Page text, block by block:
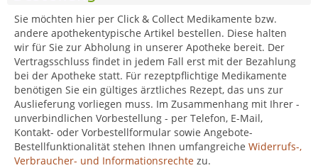
Sie möchten hier per Click & Collect Medikamente bzw.
andere apothekentypische Artikel bestellen. Diese halten
wir für Sie zur Abholung in unserer Apotheke bereit. Der
Vertragsschluss findet in jedem Fall erst mit der Bezahlung
bei der Apotheke statt. Für rezeptpflichtige Medikamente
benötigen Sie ein gültiges ärztliches Rezept, das uns zur
Auslieferung vorliegen muss. Im Zusammenhang mit Ihrer -
unverbindlichen Vorbestellung - per Telefon, E-Mail,
Kontakt- oder Vorbestellformular sowie Angebote-
Bestellfunktionalität stehen Ihnen umfangreiche Widerrufs-,
Verbraucher- und Informationsrechte zu.